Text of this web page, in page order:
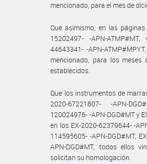
mencionado, para el mes de
Que asimismo, en las
15202497- -APN-
44643341- -APN-
mencionado, para los
establecidos.
Que los instrumentos de
2020-67221807- -APN-
120024976- -APN-DGD#MT y
en los EX-2020-62379644- -
114595605- -APN-DGD#MT,
APN-DGD#MT, todos ellos
solicitan su homologación.